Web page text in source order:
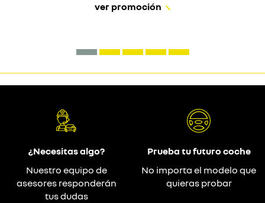
ver promoción
¿Necesitas algo?
Nuestro equipo de
asesores responderán
tus dudas
Prueba tu futuro coche
No importa el modelo que
quieras probar